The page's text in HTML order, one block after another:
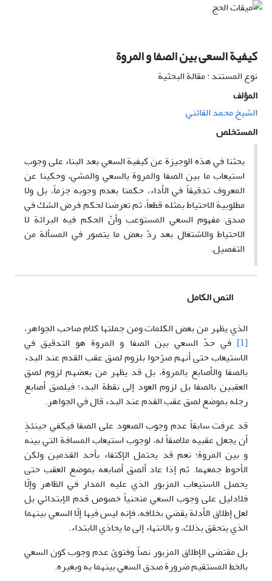
کيفية السعى بين الصفا و المروة
نوع المستند : مقالة البحثية
المؤلف
الشیخ محمد القائني
المستخلص
بحثنا في هذه الوجيزة عن کيفية السعي بعد البناء علی وجوب
استيعاب ما بين الصفا والمروة بالسعي والمشي، وحکينا عن
المعروف تدقيقاً في الأداء، حکمنا بعدم وجوبه جزماً، بل ولا
مطلوبية الاحتياط بمثله قطعاً، ثم تعرضنا لحکم فرض الشك في
صدق مفهوم السعي المستوعب وأنّ الحکم فيه البرائة لا
الاحتياط والاشتغال بعد ردّ بعض ما يتصور في المسألة من
التفصيل.
النص الكامل
الذي يظهر من بعض الكلمات ومن جملتها کلام صاحب الجواهر،
[1]
في حدّ السعي بين الصفا و المروة هو التدقيق في
الاستيعاب حتی أنهم صرّحوا بلزوم لصق عقب القدم عند البدء
بالصفا والأصابع بالمروة، بل قد يظهر من بعضهم لزوم لصق
العقبين بالصفا بل لزوم العود إلی نقطة البدء؛ فيلصق أصابع
رجله بموضع لصق عقب القدم عند البدء قال في الجواهر.
قد عرفت سابقاً عدم وجوب الصعود علی الصفا فيكفي حينئذٍ
أن يجعل عقبيه ملاصقاً له، لوجوب استيعاب المسافة التي بينه
و بين المروة؛ نعم قد يحتمل الإكتفاء بأحد القدمين ولكن
الأحوط جمعهما. ثم إذا عاد ألصق أصابعه بموضع العقب حتی
يحصل الاستيعاب المزبور الذي عليه المدار في الظاهر وإلّا
فلادليل علی وجوب السعي منحنياً خصوص قدم الإبتدائي بل
لعل إطلاق الأدلة يقضي بخلافه، فإنه ليس فيها إلّا السعي بينهما
الذي يتحقق بذلك، و بالانتهاء إلی ما يحاذي الابتداء.
بل مقتضی الإطلاق المزبور نصاً وفتویً عدم وجوب كون السعي
بالخط المستقيم ضرورة صدق السعي بينهما به وبغيره.